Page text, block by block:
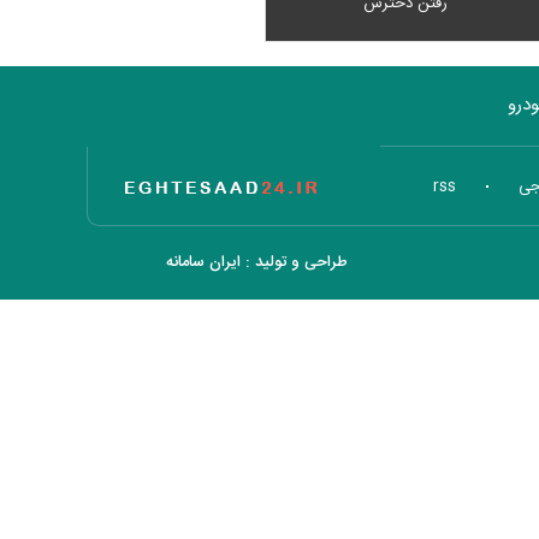
تاریخ اقتصادrss
طراحی و تولید : ایران سامانه